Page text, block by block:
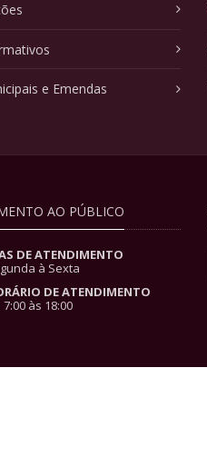
e Emendas
AO PÚBLICO
DE ATENDIMENTO
à Sexta
DE ATENDIMENTO
7:00 às 18:00